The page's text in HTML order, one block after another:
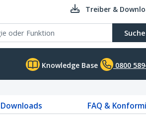
Treiber &
Suche
Knowledge Base 0800
FAQ &